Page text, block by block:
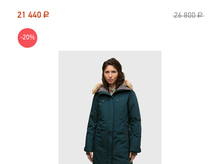
21 440 Р 26 800 Р
-20%